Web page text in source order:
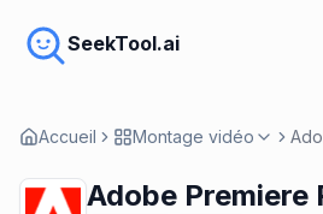
SeekTool.ai
Accueil Montage vidéo
Adobe Premiere